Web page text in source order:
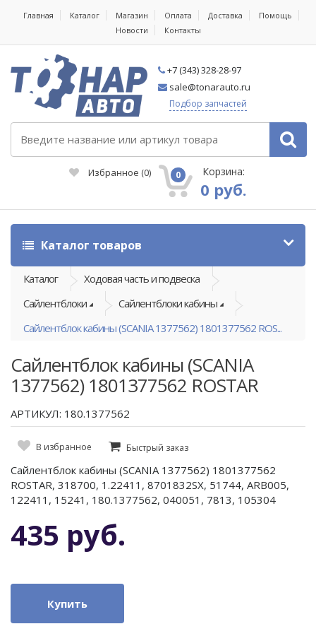
Главная Каталог Магазин Оплата Доставка
Помощь
Новости
Контакты
+7 (343) 328-28-97
sale@tonarauto.ru
Подбор запчастей
Избранное (0) 0 Корзина:
0 руб.
Каталог товаров
Каталог
Ходовая часть и подвеска
Сайлентблоки
Сайлентблоки кабины
Сайлентблок кабины (SCANIA 1377562) 1801377562 ROS...
Сайлентблок кабины (SCANIA
1377562) 1801377562 ROSTAR
АРТИКУЛ: 180.1377562
В избранное Быстрый заказ
Сайлентблок кабины (SCANIA 1377562) 1801377562
ROSTAR, 318700, 1.22411, 8701832SX, 51744, ARB005,
122411, 15241, 180.1377562, 040051, 7813, 105304
435 руб.
Купить